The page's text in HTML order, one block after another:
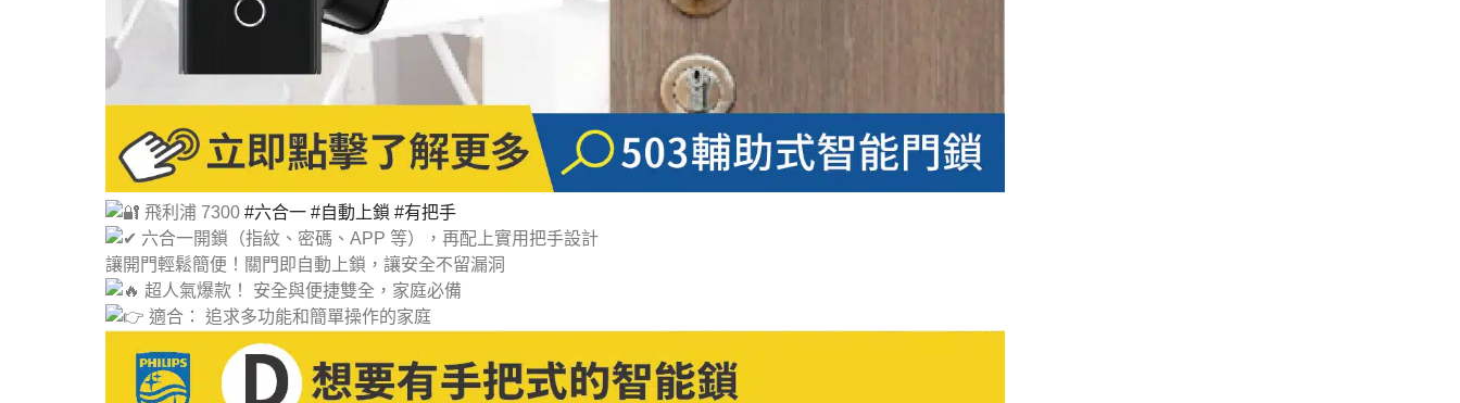
飛利浦 7300 #六合一 #自動上鎖 #有把手
六合一開鎖（指紋、密碼、APP 等），再配上實用把手設計
讓開門輕鬆簡便！關門即自動上鎖，讓安全不留漏洞
超人氣爆款！ 安全與便捷雙全，家庭必備
適合： 追求多功能和簡單操作的家庭